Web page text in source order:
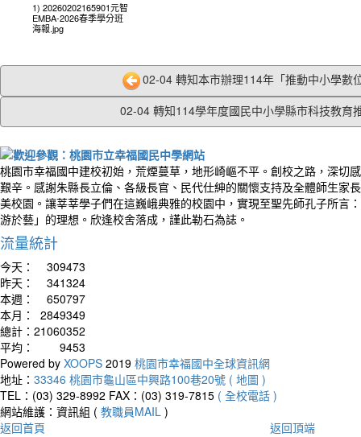
1) 20260202165901元智
EMBA-2026春季學分班
海報.jpg
02-04 轉知本市辦理114年「推動中小學數
02-04 轉知114學年度國民中小學縣市科技教育
桃園市幸福國中建校初始，荒煙蔓草，地形崎嶇不平。創校之路，深切
艱辛。感謝朱縣長立倫、各級長官、民代仕紳的關懷支持及全體師生家
美校園。讓莘莘學子們在這巍峨典雅的校園中，實現至聖先師孔子所言
游於藝」的理想。欣逢校舍落成，謹此勒石為誌。
流量統計
今天：
309473
昨天：
341324
本週：
650797
本月：
2849349
總計： 21060352
平均：
9453
Powered by XOOPS 2019 桃園市幸福國中全球資訊網
地址： 33346 桃園市龜山區中興路100巷20號 ( 地圖 )
TEL：(03) 329-8992 FAX：(03) 319-7815 ( 全校電話 )
網站維護：資訊組 ( 教職員MAIL )
返回首頁
返回頂端